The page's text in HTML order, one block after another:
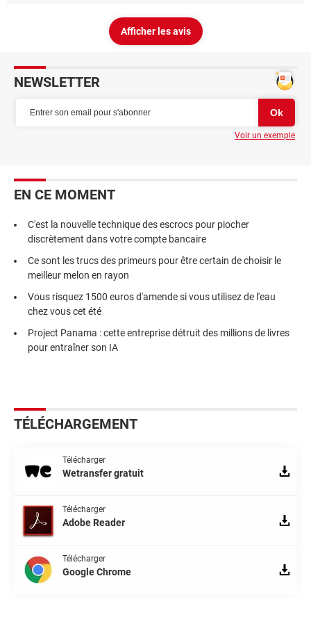
Afficher les avis
NEWSLETTER
Voir un exemple
EN CE MOMENT
C'est la nouvelle technique des escrocs pour piocher
discrètement dans votre compte bancaire
Ce sont les trucs des primeurs pour être certain de choisir le
meilleur melon en rayon
Vous risquez 1500 euros d'amende si vous utilisez de l'eau
chez vous cet été
Project Panama : cette entreprise détruit des millions de livres
pour entraîner son IA
TÉLÉCHARGEMENT
Télécharger
Wetransfer gratuit
Télécharger
Adobe Reader
Télécharger
Google Chrome